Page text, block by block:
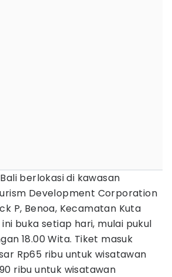
berlokasi di kawasan
Development Corporation
P, Benoa, Kecamatan Kuta
buka setiap hari, mulai pukul
18.00 Wita. Tiket masuk
Rp65 ribu untuk wisatawan
ribu untuk wisatawan